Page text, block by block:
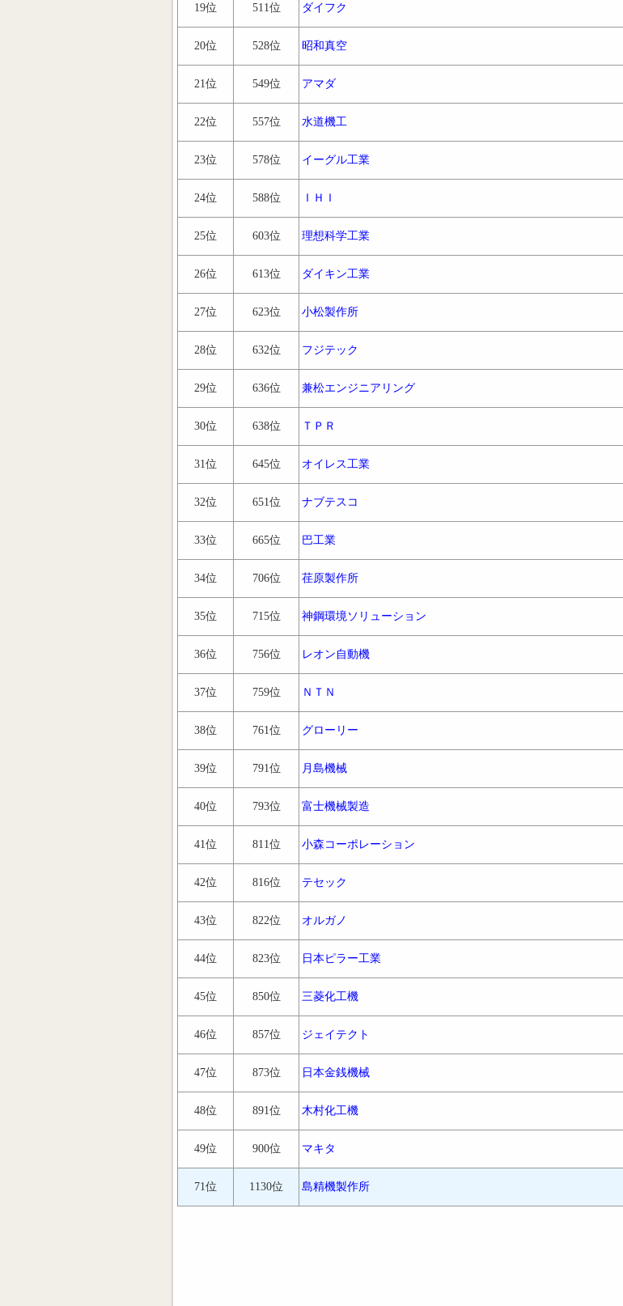
19位 511位 ダイフク
20位 528位 昭和真空
21位 549位 アマダ
22位 557位 水道機工
23位 578位 イーグル工業
24位 588位 ＩＨＩ
25位 603位 理想科学工業
26位 613位 ダイキン工業
27位 623位 小松製作所
28位 632位 フジテック
29位 636位 兼松エンジニアリング
30位 638位 ＴＰＲ
31位 645位 オイレス工業
32位 651位 ナブテスコ
33位 665位 巴工業
34位 706位 荏原製作所
35位 715位 神鋼環境ソリューション
36位 756位 レオン自動機
37位 759位 ＮＴＮ
38位 761位 グローリー
39位 791位 月島機械
40位 793位 富士機械製造
41位 811位 小森コーポレーション
42位 816位 テセック
43位 822位 オルガノ
44位 823位 日本ピラー工業
45位 850位 三菱化工機
46位 857位 ジェイテクト
47位 873位 日本金銭機械
48位 891位 木村化工機
49位 900位 マキタ
71位 1130位 島精機製作所